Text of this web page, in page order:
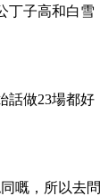
丁子高和白雪
話做23場都好
嘅，所以去問